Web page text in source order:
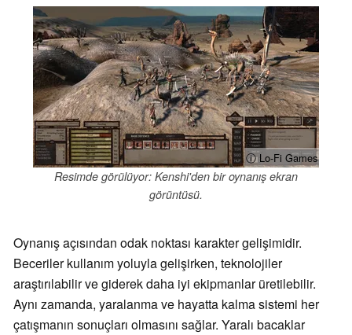
ⓘ Lo-Fi Games
Resimde görülüyor: Kenshi'den bir oynanış ekran
görüntüsü.
Oynanış açısından odak noktası karakter gelişimidir.
Beceriler kullanım yoluyla gelişirken, teknolojiler
araştırılabilir ve giderek daha iyi ekipmanlar üretilebilir.
Aynı zamanda, yaralanma ve hayatta kalma sistemi her
çatışmanın sonuçları olmasını sağlar. Yaralı bacaklar